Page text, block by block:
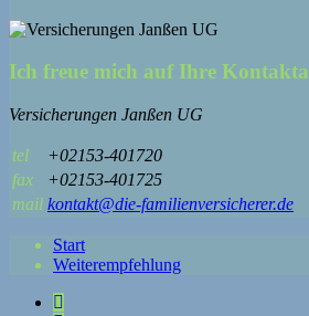
Ich freue mich auf Ihre
Versicherungen Janßen UG
tel
+02153-401720
fax
+02153-401725
mail kontakt@die-familienversicherer.de
Start
Weiterempfehlung